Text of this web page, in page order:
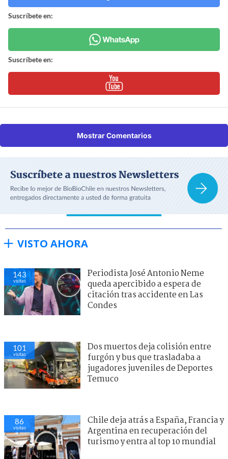
Suscríbete en:
Suscríbete en:
Mostrar Comentarios
VISTO AHORA
143
visitas
Periodista José Antonio Neme
queda apercibido a espera de
citación tras accidente en Las
Condes
101
visitas
Dos muertos deja colisión entre
furgón y bus que trasladaba a
jugadores juveniles de Deportes
Temuco
86
visitas
Chile deja atrás a España, Francia y
Argentina en recuperación del
turismo y entra al top 10 mundial